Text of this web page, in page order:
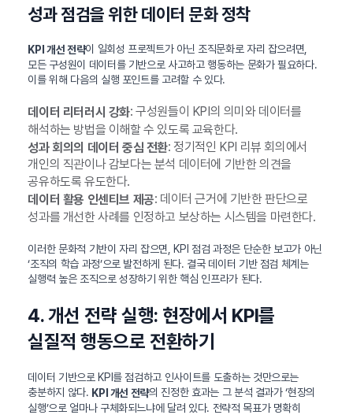
성과 점검을 위한 데이터 문화 정착
KPI 개선 전략이 일회성 프로젝트가 아닌 조직문화로 자리 잡으려면,
모든 구성원이 데이터를 기반으로 사고하고 행동하는 문화가 필요하다.
이를 위해 다음의 실행 포인트를 고려할 수 있다.
데이터 리터러시 강화: 구성원들이 KPI의 의미와 데이터를
해석하는 방법을 이해할 수 있도록 교육한다.
성과 회의의 데이터 중심 전환: 정기적인 KPI 리뷰 회의에서
개인의 직관이나 감보다는 분석 데이터에 기반한 의견을
공유하도록 유도한다.
데이터 활용 인센티브 제공: 데이터 근거에 기반한 판단으로
성과를 개선한 사례를 인정하고 보상하는 시스템을 마련한다.
이러한 문화적 기반이 자리 잡으면, KPI 점검 과정은 단순한 보고가 아닌
‘조직의 학습 과정’으로 발전하게 된다. 결국 데이터 기반 점검 체계는
실행력 높은 조직으로 성장하기 위한 핵심 인프라가 된다.
4. 개선 전략 실행: 현장에서 KPI를
실질적 행동으로 전환하기
데이터 기반으로 KPI를 점검하고 인사이트를 도출하는 것만으로는
충분하지 않다. KPI 개선 전략의 진정한 효과는 그 분석 결과가 ‘현장의
실행’으로 얼마나 구체화되느냐에 달려 있다. 전략적 목표가 명확히